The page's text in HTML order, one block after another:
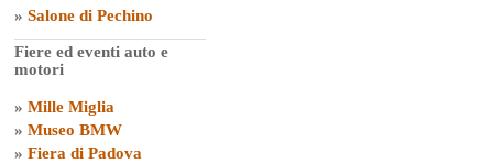
» Salone di Pechino
Fiere ed eventi auto e
motori
» Mille Miglia
» Museo BMW
» Fiera di Padova